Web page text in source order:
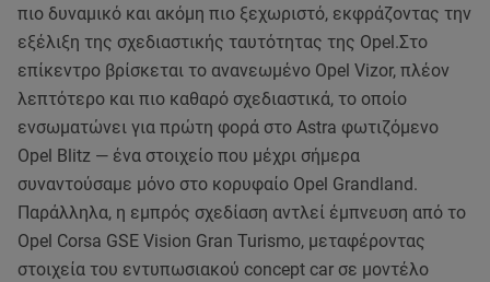
πιο δυναμικό και ακόμη πιο ξεχωριστό, εκφράζοντας την
εξέλιξη της σχεδιαστικής ταυτότητας της Opel.Στο
επίκεντρο βρίσκεται το ανανεωμένο Opel Vizor, πλέον
λεπτότερο και πιο καθαρό σχεδιαστικά, το οποίο
ενσωματώνει για πρώτη φορά στο Astra φωτιζόμενο
Opel Blitz — ένα στοιχείο που μέχρι σήμερα
συναντούσαμε μόνο στο κορυφαίο Opel Grandland.
Παράλληλα, η εμπρός σχεδίαση αντλεί έμπνευση από το
Opel Corsa GSE Vision Gran Turismo, μεταφέροντας
στοιχεία του εντυπωσιακού concept car σε μοντέλο